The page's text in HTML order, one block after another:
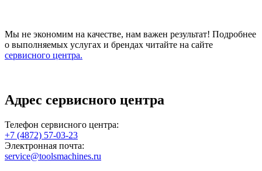
Мы не экономим на качестве, нам важен результат! Подробнее
о выполняемых услугах и брендах читайте на сайте
сервисного центра.
Адрес сервисного центра
Телефон сервисного центра:
+7 (4872) 57-03-23
Электронная почта:
service@toolsmachines.ru